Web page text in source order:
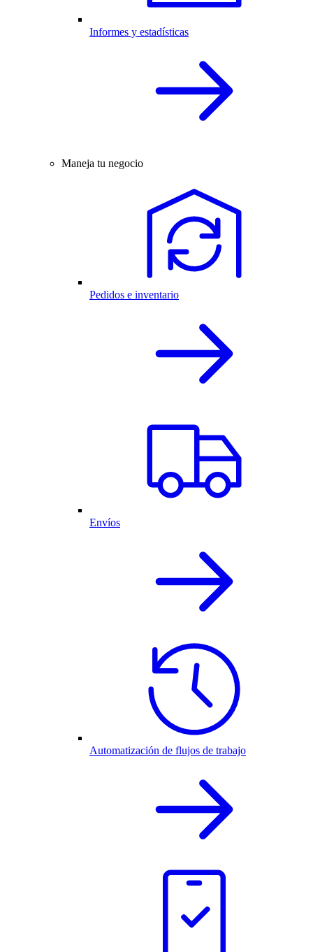
Informes y estadísticas
Maneja tu negocio
Pedidos e inventario
Envíos
Automatización de flujos de trabajo